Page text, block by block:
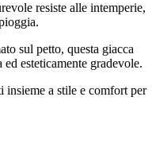
resiste alle intemperie,
sul petto, questa giacca
esteticamente gradevole.
a stile e comfort per